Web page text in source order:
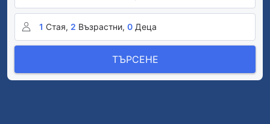
1 Стая, 2 Възрастни, 0 Деца
ТЪРСЕНЕ